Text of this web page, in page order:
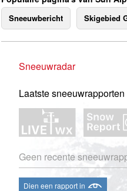
Sneeuwbericht Skigebied
Sneeuwradar
Laatste
Geen recente
Dien een rapport in